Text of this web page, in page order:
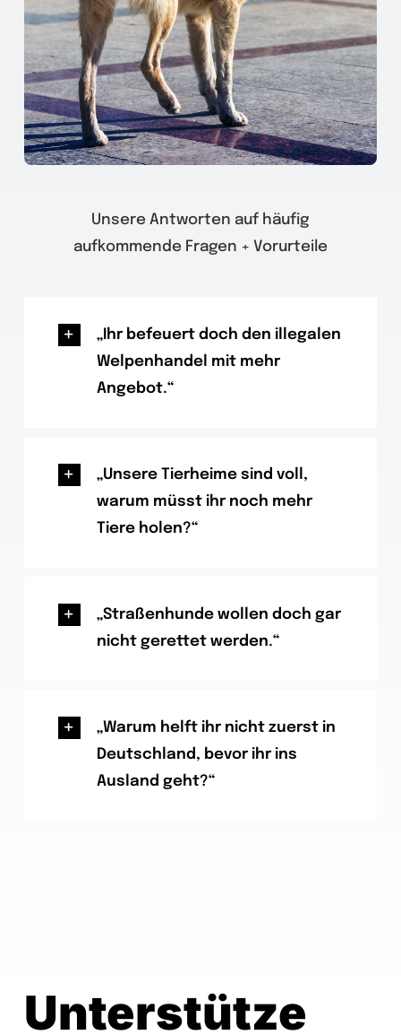
Unsere Antworten auf häufig
aufkommende Fragen + Vorurteile
„Ihr befeuert doch den illegalen
Welpenhandel mit mehr
Angebot.“
„Unsere Tierheime sind voll,
warum müsst ihr noch mehr
Tiere holen?“
„Straßenhunde wollen doch gar
nicht gerettet werden.“
„Warum helft ihr nicht zuerst in
Deutschland, bevor ihr ins
Ausland geht?“
Unterstütze